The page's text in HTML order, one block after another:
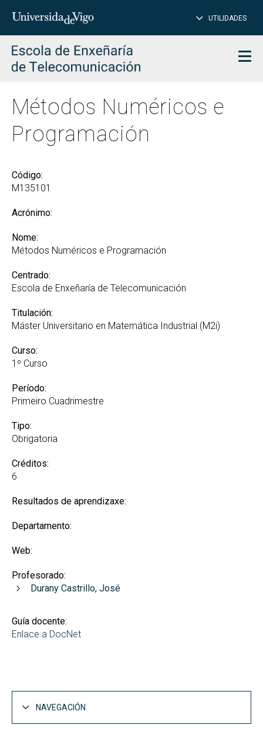
Introduce
para
buscar
UTILIDADES
Métodos Numéricos e
Programación
Código:
M135101
Acrónimo:
Nome:
Métodos Numéricos e Programación
Centrado:
Escola de Enxeñaría de Telecomunicación
Titulación:
Máster Universitario en Matemática Industrial (M2i)
Curso:
1º Curso
Período:
Primeiro Cuadrimestre
Tipo:
Obrigatoria
Créditos:
6
Resultados de aprendizaxe:
Departamento:
Web:
Profesorado:
Durany Castrillo, José
Guía docente:
Enlace a DocNet
NAVEGACIÓN